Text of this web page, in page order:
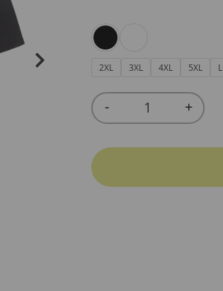
2XL 3XL 4XL 5XL L
Quantity
- +